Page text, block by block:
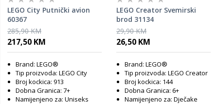
LEGO City Putnički avion
60367
285,90 KM
217,50 KM
Brand: LEGO®
Tip proizvoda: LEGO City
Broj kockica: 913
Dobna Granica: 7+
Namijenjeno za: Uniseks
LEGO Creator Svemirski
brod 31134
29,90 KM
26,50 KM
Brand: LEGO®
Tip proizvoda: LEGO Creator
Broj kockica: 144
Dobna Granica: 6+
Namijenjeno za: Dječake